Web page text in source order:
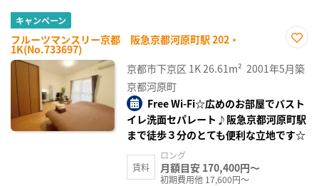
キャンペーン
フルーツマンスリー京都 阪急京都河原町駅 202・
1K(No.733697)
に入
り登
京都市下京区 1K26.61m² 2001年5月築
京都河原町
Free Wi-Fi☆広めのお部屋でバスト
イレ洗面セパレート♪阪急京都河原町駅
まで徒歩３分のとても便利な立地です☆
賃料
ロング
月額目安 170,400円～
初期費用他 17,600円～